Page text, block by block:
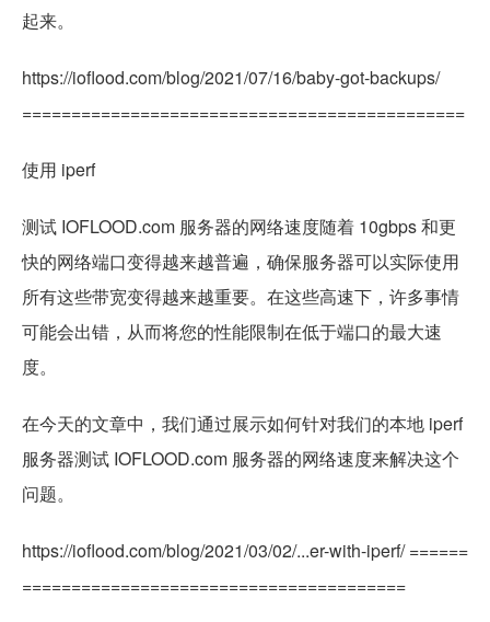
起来。
https://ioflood.com/blog/2021/07/16/baby-got-backups/
=============================================
使用 iperf
测试 IOFLOOD.com 服务器的网络速度随着 10gbps 和更
快的网络端口变得越来越普遍，确保服务器可以实际使用
所有这些带宽变得越来越重要。在这些高速下，许多事情
可能会出错，从而将您的性能限制在低于端口的最大速
度。
在今天的文章中，我们通过展示如何针对我们的本地 iperf
服务器测试 IOFLOOD.com 服务器的网络速度来解决这个
问题。
https://ioflood.com/blog/2021/03/02/...er-with-iperf/ ======
=======================================